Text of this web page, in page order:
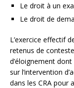
Le droit à un
Le droit de
L’exercice effectif
retenus de
d’éloignement
sur l’intervention
dans les CRA pour